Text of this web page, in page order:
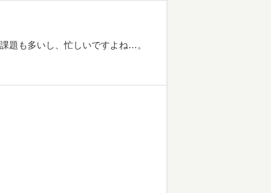
題も多いし、忙しいですよね…。